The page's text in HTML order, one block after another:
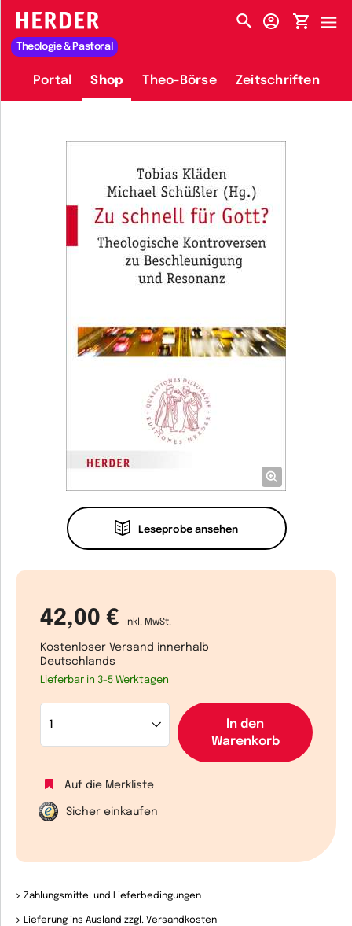
HERDER-MENÜ
Theologie & Pastoral
Portal Shop Theo-Börse Zeitschriften
Leseprobe ansehen
42,00 € inkl. MwSt.
Kostenloser Versand innerhalb
Deutschlands
Lieferbar in 3-5 Werktagen
In den
Warenkorb
Auf die Merkliste
Sicher einkaufen
Zahlungsmittel und Lieferbedingungen
Lieferung ins Ausland zzgl. Versandkosten